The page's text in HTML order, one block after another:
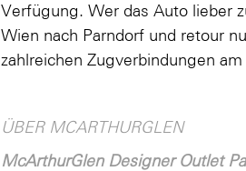
Verfügung. Wer das Auto lieber
Wien nach Parndorf und retour
zahlreichen Zugverbindungen
ÜBER MCARTHURGLEN
McArthurGlen Designer Outlet